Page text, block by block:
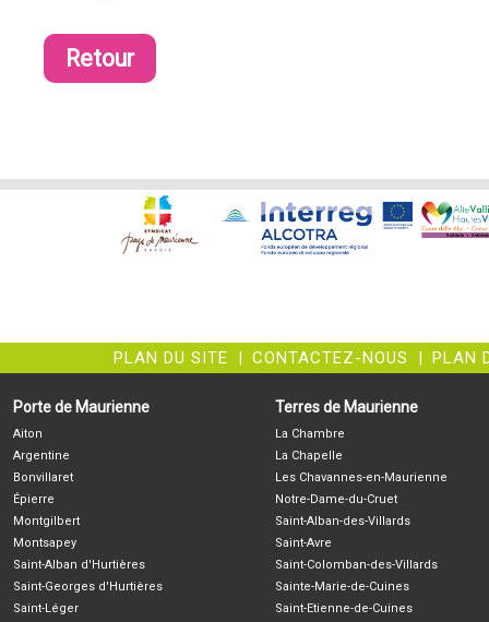
Retour
PLAN DU SITE | CONTACTEZ-NOUS | PLAN
Porte de Maurienne
Aiton
Argentine
Bonvillaret
Épierre
Montgilbert
Montsapey
Saint-Alban d'Hurtières
Saint-Georges d'Hurtières
Saint-Léger
Terres de Maurienne
La Chambre
La Chapelle
Les Chavannes-en-Maurienne
Notre-Dame-du-Cruet
Saint-Alban-des-Villards
Saint-Avre
Saint-Colomban-des-Villards
Sainte-Marie-de-Cuines
Saint-Etienne-de-Cuines